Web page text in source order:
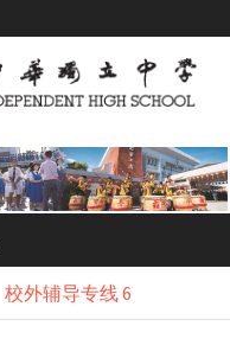
校外辅导专线 6